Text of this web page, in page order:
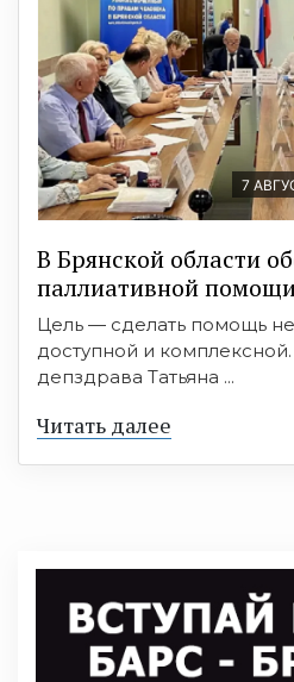
7
В Брянской области
паллиативной
Цель — сделать помощь
доступной и
депздрава Татьяна ...
Читать далее